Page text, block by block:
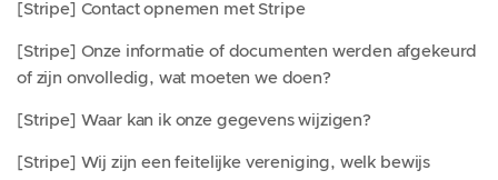
[Stripe] Contact opnemen met Stripe
[Stripe] Onze informatie of documenten werden afgekeurd
of zijn onvolledig, wat moeten we doen?
[Stripe] Waar kan ik onze gegevens wijzigen?
[Stripe] Wij zijn een feitelijke vereniging, welk bewijs